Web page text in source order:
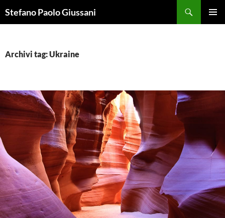
alStefano Paolo Giussani
Archivi tag: Ukraine